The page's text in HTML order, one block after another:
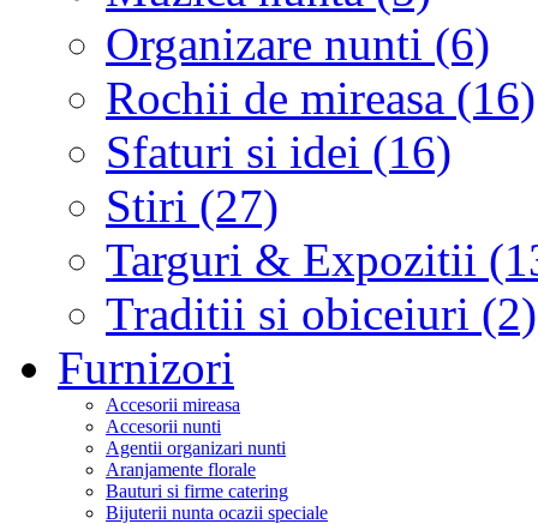
Organizare nunti (6)
Rochii de mireasa (16)
Sfaturi si idei (16)
Stiri (27)
Targuri & Expozitii
Traditii si obiceiuri (2)
Furnizori
Accesorii mireasa
Accesorii nunti
Agentii organizari nunti
Aranjamente florale
Bauturi si firme catering
Bijuterii nunta ocazii speciale